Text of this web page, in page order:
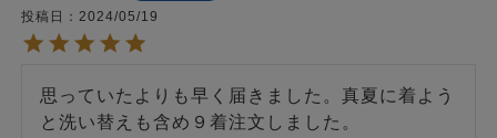
投稿日
2024/05/19
思っていたよりも早く届きました。真夏に着よう
と洗い替えも含め９着注文しました。